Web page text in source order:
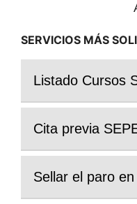
SERVICIOS MÁS
Listado Cursos
Cita previa
Sellar el paro